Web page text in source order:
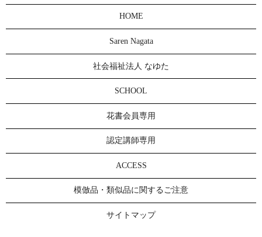
HOME
Saren Nagata
社会福祉法人 なゆた
SCHOOL
花書会員専用
認定講師専用
ACCESS
模倣品・類似品に関するご注意
サイトマップ